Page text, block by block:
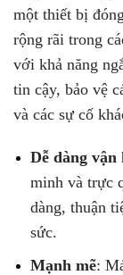
một thiết bị
rộng rãi trong
với khả năng
tin cậy, bảo vệ
và các sự cố
Dễ dàng
minh và trực
dàng, thuận
sức.
Mạnh mẽ: